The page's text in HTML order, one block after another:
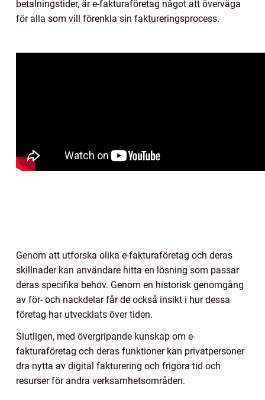
betalningstider, är e-fakturaföretag något att överväga
för alla som vill förenkla sin faktureringsprocess.
Genom att utforska olika e-fakturaföretag och deras
skillnader kan användare hitta en lösning som passar
deras specifika behov. Genom en historisk genomgång
av för- och nackdelar får de också insikt i hur dessa
företag har utvecklats över tiden.
Slutligen, med övergripande kunskap om e-
fakturaföretag och deras funktioner kan privatpersoner
dra nytta av digital fakturering och frigöra tid och
resurser för andra verksamhetsområden.